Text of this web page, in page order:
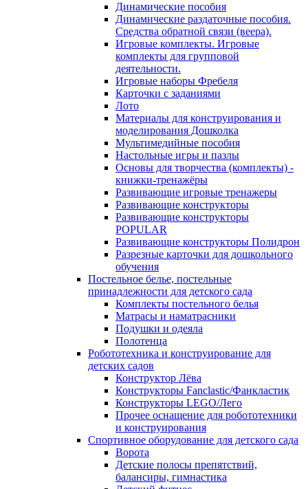
Динамические пособия
Динамические раздаточные пособия.
Средства обратной связи (веера).
Игровые комплекты. Игровые
комплекты для групповой
деятельности.
Игровые наборы Фребеля
Карточки с заданиями
Лото
Материалы для конструирования и
моделирования Дошколка
Мультимедийные пособия
Настольные игры и пазлы
Основы для творчества (комплекты) -
книжки-тренажёры
Развивающие игровые тренажеры
Развивающие конструкторы
Развивающие конструкторы
POPULAR
Развивающие конструкторы Полидрон
Разрезные карточки для дошкольного
обучения
Постельное белье, постельные
принадлежности для детского сада
Комплекты постельного белья
Матрасы и наматрасники
Подушки и одеяла
Полотенца
Робототехника и конструирование для
детских садов
Конструктор Лёва
Конструкторы Fanclastic/Фанкластик
Конструкторы LEGO/Лего
Прочее оснащение для робототехники
и конструирования
Спортивное оборудование для детского сада
Ворота
Детские полосы препятствий,
балансиры, гимнастика